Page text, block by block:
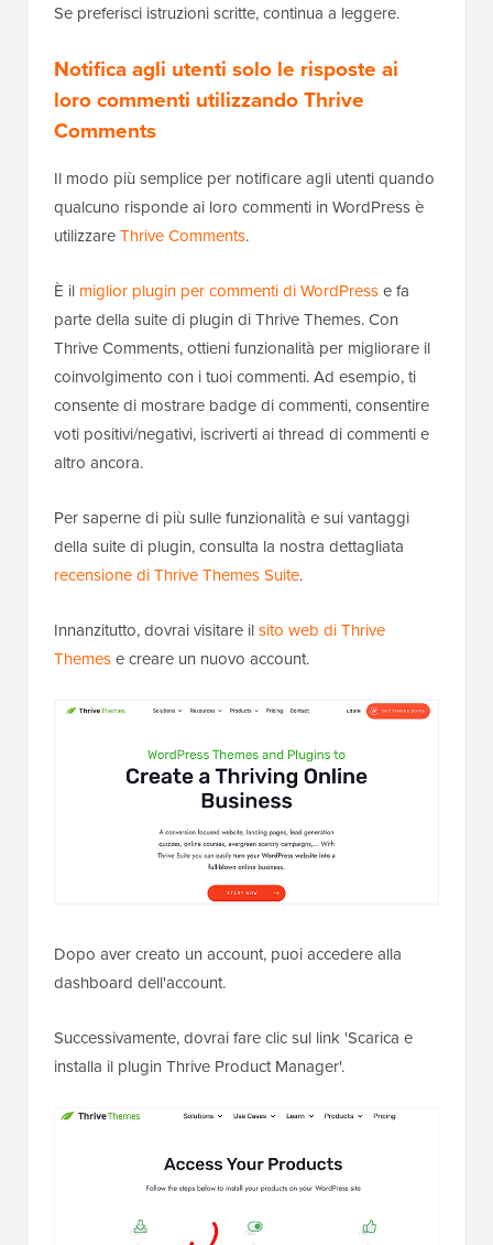
Se preferisci istruzioni scritte, continua a leggere.
Notifica agli utenti solo le risposte ai
loro commenti utilizzando Thrive
Comments
Il modo più semplice per notificare agli utenti quando
qualcuno risponde ai loro commenti in WordPress è
utilizzareThrive Comments.
È il miglior plugin per commenti di WordPresse fa
parte della suite di plugin di Thrive Themes. Con
Thrive Comments, ottieni funzionalità per migliorare il
coinvolgimento con i tuoi commenti. Ad esempio, ti
consente di mostrare badge di commenti, consentire
voti positivi/negativi, iscriverti ai thread di commenti e
altro ancora.
Per saperne di più sulle funzionalità e sui vantaggi
della suite di plugin, consulta la nostra dettagliata
recensione di Thrive Themes Suite.
Innanzitutto, dovrai visitare ilsito web di Thrive
Themese creare un nuovo account.
Dopo aver creato un account, puoi accedere alla
dashboard dell'account.
Successivamente, dovrai fare clic sul link 'Scarica e
installa il plugin Thrive Product Manager'.